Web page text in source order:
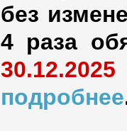
без
4 раза
30.12.2025
подробнее